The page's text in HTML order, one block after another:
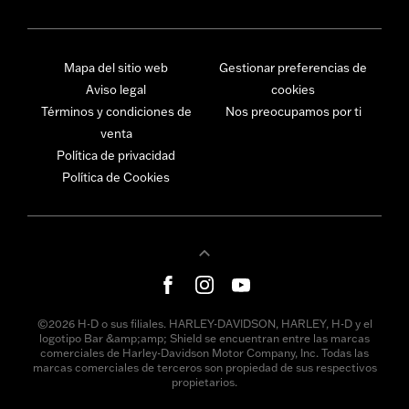
Mapa del sitio web
Aviso legal
Términos y condiciones de
venta
Política de privacidad
Política de Cookies
Gestionar preferencias de
cookies
Nos preocupamos por ti
©2026 H-D o sus filiales. HARLEY-DAVIDSON, HARLEY, H-D y el
logotipo Bar &amp;amp; Shield se encuentran entre las marcas
comerciales de Harley-Davidson Motor Company, Inc. Todas las
marcas comerciales de terceros son propiedad de sus respectivos
propietarios.